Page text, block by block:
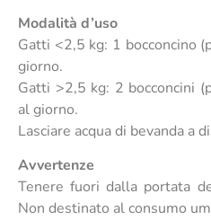
Modalità d’uso
Gatti <2,5 kg: 1 bocconcino
giorno.
Gatti >2,5 kg: 2 bocconcini
al giorno.
Lasciare acqua di bevanda a
Avvertenze
Tenere fuori dalla portata
Non destinato al consumo